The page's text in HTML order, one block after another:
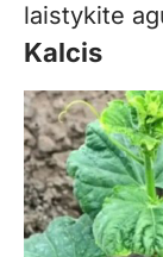
laistykite
Kalcis